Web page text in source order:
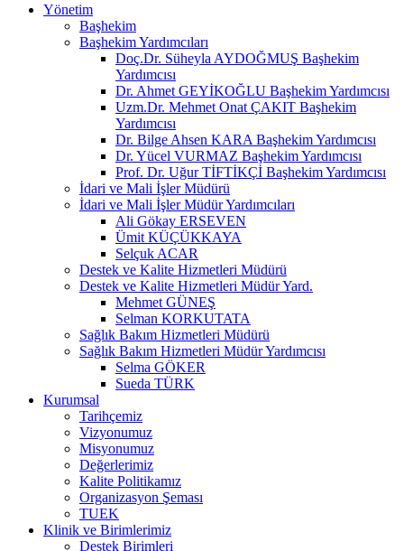
Yönetim
Başhekim
Başhekim Yardımcıları
Doç.Dr. Süheyla AYDOĞMUŞ Başhekim
Yardımcısı
Dr. Ahmet GEYİKOĞLU Başhekim Yardımcısı
Uzm.Dr. Mehmet Onat ÇAKIT Başhekim
Yardımcısı
Dr. Bilge Ahsen KARA Başhekim Yardımcısı
Dr. Yücel VURMAZ Başhekim Yardımcısı
Prof. Dr. Uğur TİFTİKÇİ Başhekim Yardımcısı
İdari ve Mali İşler Müdürü
İdari ve Mali İşler Müdür Yardımcıları
Ali Gökay ERSEVEN
Ümit KÜÇÜKKAYA
Selçuk ACAR
Destek ve Kalite Hizmetleri Müdürü
Destek ve Kalite Hizmetleri Müdür Yard.
Mehmet GÜNEŞ
Selman KORKUTATA
Sağlık Bakım Hizmetleri Müdürü
Sağlık Bakım Hizmetleri Müdür Yardımcısı
Selma GÖKER
Sueda TÜRK
Kurumsal
Tarihçemiz
Vizyonumuz
Misyonumuz
Değerlerimiz
Kalite Politikamız
Organizasyon Şeması
TUEK
Klinik ve Birimlerimiz
Destek Birimleri